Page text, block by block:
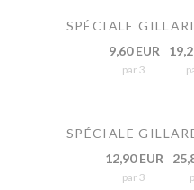
SPÉCIALE
9,60 EUR
par 3
SPÉCIALE
12,90 EUR
par 3